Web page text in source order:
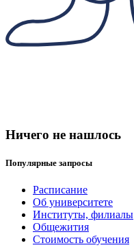
Ничего не нашлось
Популярные запросы
Расписание
Об университете
Институты, филиалы
Общежития
Стоимость обучения